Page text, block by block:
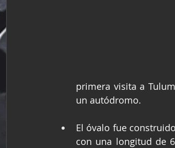
primera visita a
un autódromo.
El óvalo fue
con una longitud de